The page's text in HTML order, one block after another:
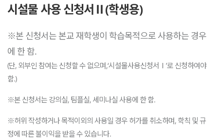
시설물 사용 신청서Ⅱ(학생용)
※본 신청서는 본교 재학생이 학습목적으로 사용하는 경우
에 한 함.
(단, 외부인 참여는 신청할 수 없으며,‘시설물사용신청서Ⅰ’로 신청하여야
함.)
※본 신청서는 강의실, 팀플실, 세미나실 사용에 한 함.
※허위 작성하거나 목적이외의 사용일 경우 허가를 취소하며, 학칙 및 규
정에 따른 불이익을 받을 수 있습니다.